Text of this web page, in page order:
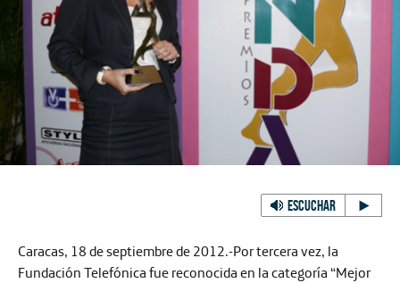
ESCUCHAR
Caracas, 18 de septiembre de 2012.-Por tercera vez, la
Fundación Telefónica fue reconocida en la categoría “Mejor